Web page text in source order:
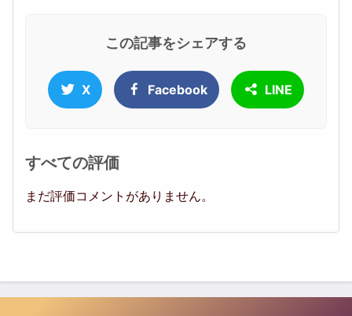
この記事をシェアする
X Facebook LINE
すべての評価
まだ評価コメントがありません。